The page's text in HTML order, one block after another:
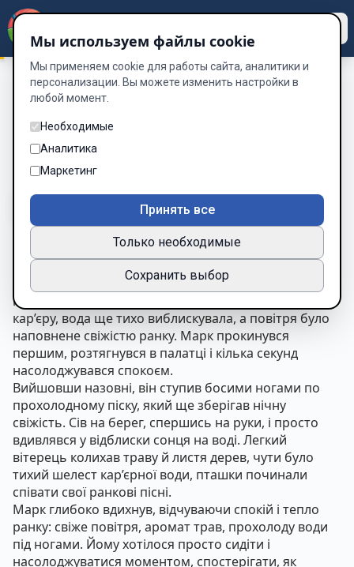
Метан / Глава 2. Покровська Шахта
Глава 2. Покровська Шахта
Глава 3 из 18
Шрифт
Глава 2. Покровська Шахта
Ранкове сонце лише почало повільно підійматися
над горизонтом, золоті промені лагідно торкалися
кар’єру, вода ще тихо виблискувала, а повітря було
наповнене свіжістю ранку. Марк прокинувся
першим, розтягнувся в палатці і кілька секунд
насолоджувався спокоєм.
Вийшовши назовні, він ступив босими ногами по
прохолодному піску, який ще зберігав нічну
свіжість. Сів на берег, спершись на руки, і просто
вдивлявся у відблиски сонця на воді. Легкий
вітерець колихав траву й листя дерев, чути було
тихий шелест кар’єрної води, пташки починали
співати свої ранкові пісні.
Марк глибоко вдихнув, відчуваючи спокій і тепло
ранку: свіже повітря, аромат трав, прохолоду води
під ногами. Йому хотілося просто сидіти і
насолоджуватися моментом, спостерігати, як
Мы используем файлы cookie
Мы применяем cookie для работы сайта, аналитики и
персонализации. Вы можете изменить настройки в
любой момент.
Необходимые
Аналитика
Маркетинг
Принять все
Только необходимые
Сохранить выбор